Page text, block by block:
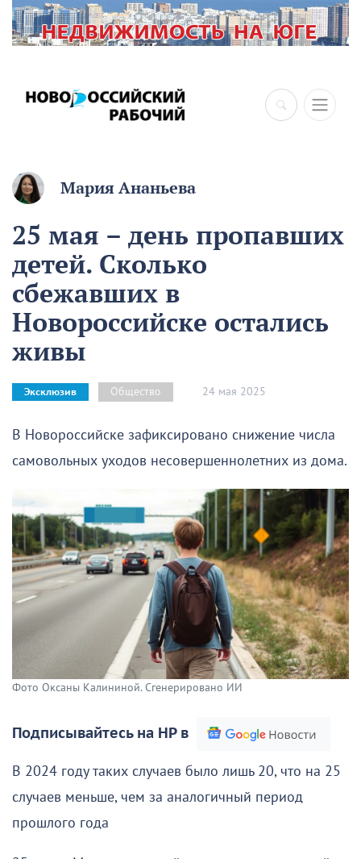
×
Мария Ананьева
25 мая – день пропавших
детей. Сколько
сбежавших в
Новороссийске остались
живы
Эксклюзив Общество 24 мая 2025
В Новороссийске зафиксировано снижение числа
самовольных уходов несовершеннолетних из дома.
Фото Оксаны Калининой. Сгенерировано ИИ
Подписывайтесь на НР в
В 2024 году таких случаев было лишь 20, что на 25
случаев меньше, чем за аналогичный период
прошлого года